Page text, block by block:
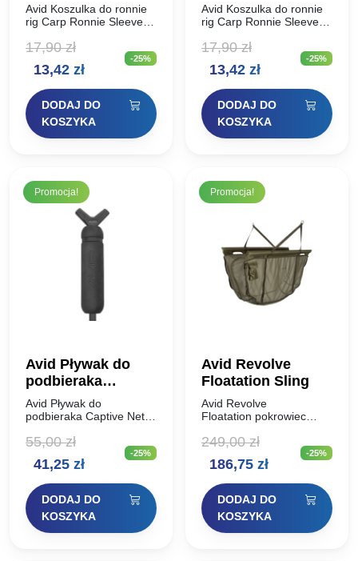
Ronnie Sleeve
Avid Koszulka do ronnie
rig Carp Ronnie Sleeve
zaprojektowana do
stosowania w przyponach
Ronnie Rig jako
haka i krętlika. Dzięki…
17,90zł
Pierwotna
cena
wynosiła:
17,90 zł.
13,42 złAktualna
cena
wynosi:
13,42 zł.
-25%
DODAJ DO
KOSZYKA
Ronnie Sleeve
Large
Avid Koszulka do ronnie
rig Carp Ronnie Sleeve
zaprojektowana do
stosowania w przyponach
Ronnie Rig jako
haka i krętlika. Dzięki…
17,90zł
Pierwotna
cena
wynosiła:
17,90 zł.
13,42 złAktualna
cena
wynosi:
13,42 zł.
-25%
DODAJ DO
KOSZYKA
Promocja!
Avid Pływak do
podbieraka
Captive Net Float
Avid Pływak do
podbieraka Captive Net
pianki EVA jest
wszystkimi modelami
na rynku. Wyposażony w
specjalny pasek,…
55,00zł
Pierwotna
cena
wynosiła:
55,00 zł.
41,25 złAktualna
cena
wynosi:
41,25 zł.
-25%
DODAJ DO
KOSZYKA
Promocja!
Avid Revolve
Floatation Sling
Avid Revolve
Floatation pokrowiec
Pływający worek do
ważenia, odpowiedni do
krótkotrwałego
Bardzo wytrzymałe
piankowe wsporniki po
długości Przyjazna dla
ryb siatka…
249,00zł
Pierwotna
cena
wynosiła:
249,00 zł.
186,75 złAktualna
cena
wynosi:
186,75 zł.
-25%
DODAJ DO
KOSZYKA